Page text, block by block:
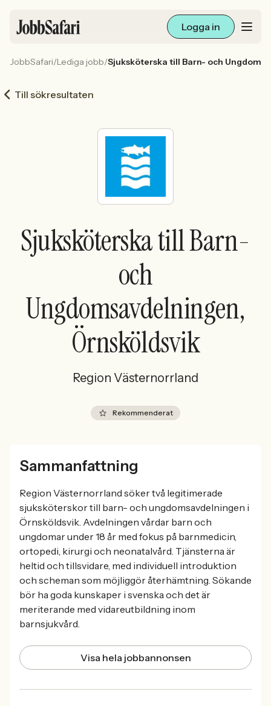
Logga in
Arbetsliv och karriär
För arbetsgivare
Sök med AI
Ny här? Skapa konto
JobbSafari/Lediga jobb/Sjuksköterska till Barn- och
Till sökresultaten
Sjuksköterska till Barn-
och
Ungdomsavdelningen,
Örnsköldsvik
Region Västernorrland
Rekommenderat
Sammanfattning
Region Västernorrland söker två legitimerade
sjuksköterskor till barn- och ungdomsavdelningen i
Örnsköldsvik. Avdelningen vårdar barn och
ungdomar under 18 år med fokus på barnmedicin,
ortopedi, kirurgi och neonatalvård. Tjänsterna är
heltid och tillsvidare, med individuell introduktion
och scheman som möjliggör återhämtning. Sökande
bör ha goda kunskaper i svenska och det är
meriterande med vidareutbildning inom
barnsjukvård.
Visa hela jobbannonsen